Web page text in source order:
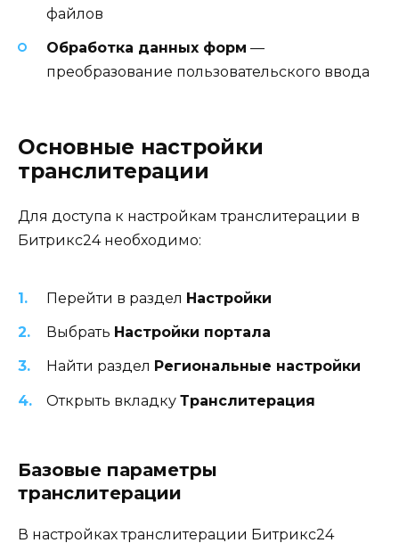
файлов
Обработка данных форм —
преобразование пользовательского ввода
Основные настройки
транслитерации
Для доступа к настройкам транслитерации в
Битрикс24 необходимо:
Перейти в раздел Настройки
Выбрать Настройки портала
Найти раздел Региональные настройки
Открыть вкладку Транслитерация
Базовые параметры
транслитерации
В настройках транслитерации Битрикс24